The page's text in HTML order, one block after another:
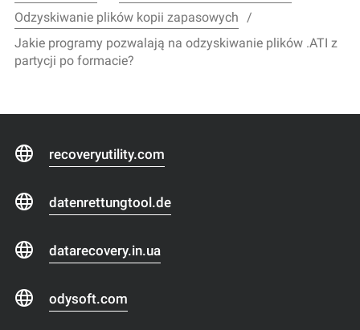
Odzyskiwanie plików kopii zapasowych
Jakie programy pozwalają na odzyskiwanie plików .ATI z
partycji po formacie?
recoveryutility.com
datenrettungtool.de
datarecovery.in.ua
odysoft.com